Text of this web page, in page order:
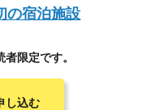
の宿泊施設
限定です。
し込む